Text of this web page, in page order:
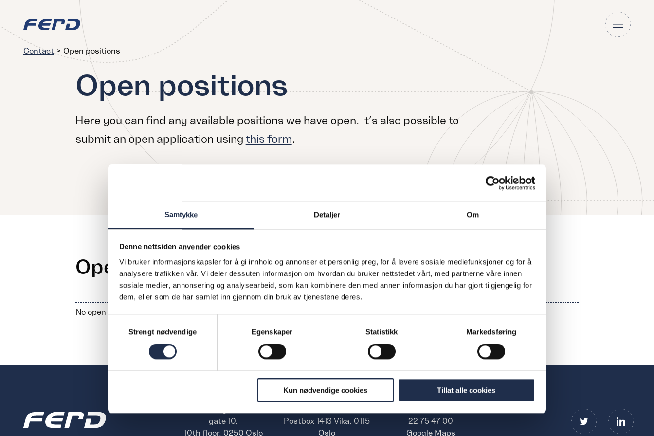
Samtykke Detaljer Om
Denne nettsiden anvender cookies
Vi bruker informasjonskapsler for å gi innhold og annonser et personlig preg, for å levere sosiale mediefunksjoner og for å
analysere trafikken vår. Vi deler dessuten informasjon om hvordan du bruker nettstedet vårt, med partnerne våre innen
sosiale medier, annonsering og analysearbeid, som kan kombinere den med annen informasjon du har gjort tilgjengelig for
dem, eller som de har samlet inn gjennom din bruk av tjenestene deres.
Strengt nødvendige
Egenskaper Statistikk Markedsføring
Kun nødvendige cookies Tillat alle cookies
Contact > Open positions
Open positions
Here you can find any available positions we have open. It’s also possible to
submit an open application using this form.
Open positions
Click the links below to view the job listings on
Finn.no.
No open positions found. Please check back later.
gate 10,
10th floor, 0250 Oslo
Postbox 1413 Vika, 0115
Oslo
22 75 47 00
Google Maps